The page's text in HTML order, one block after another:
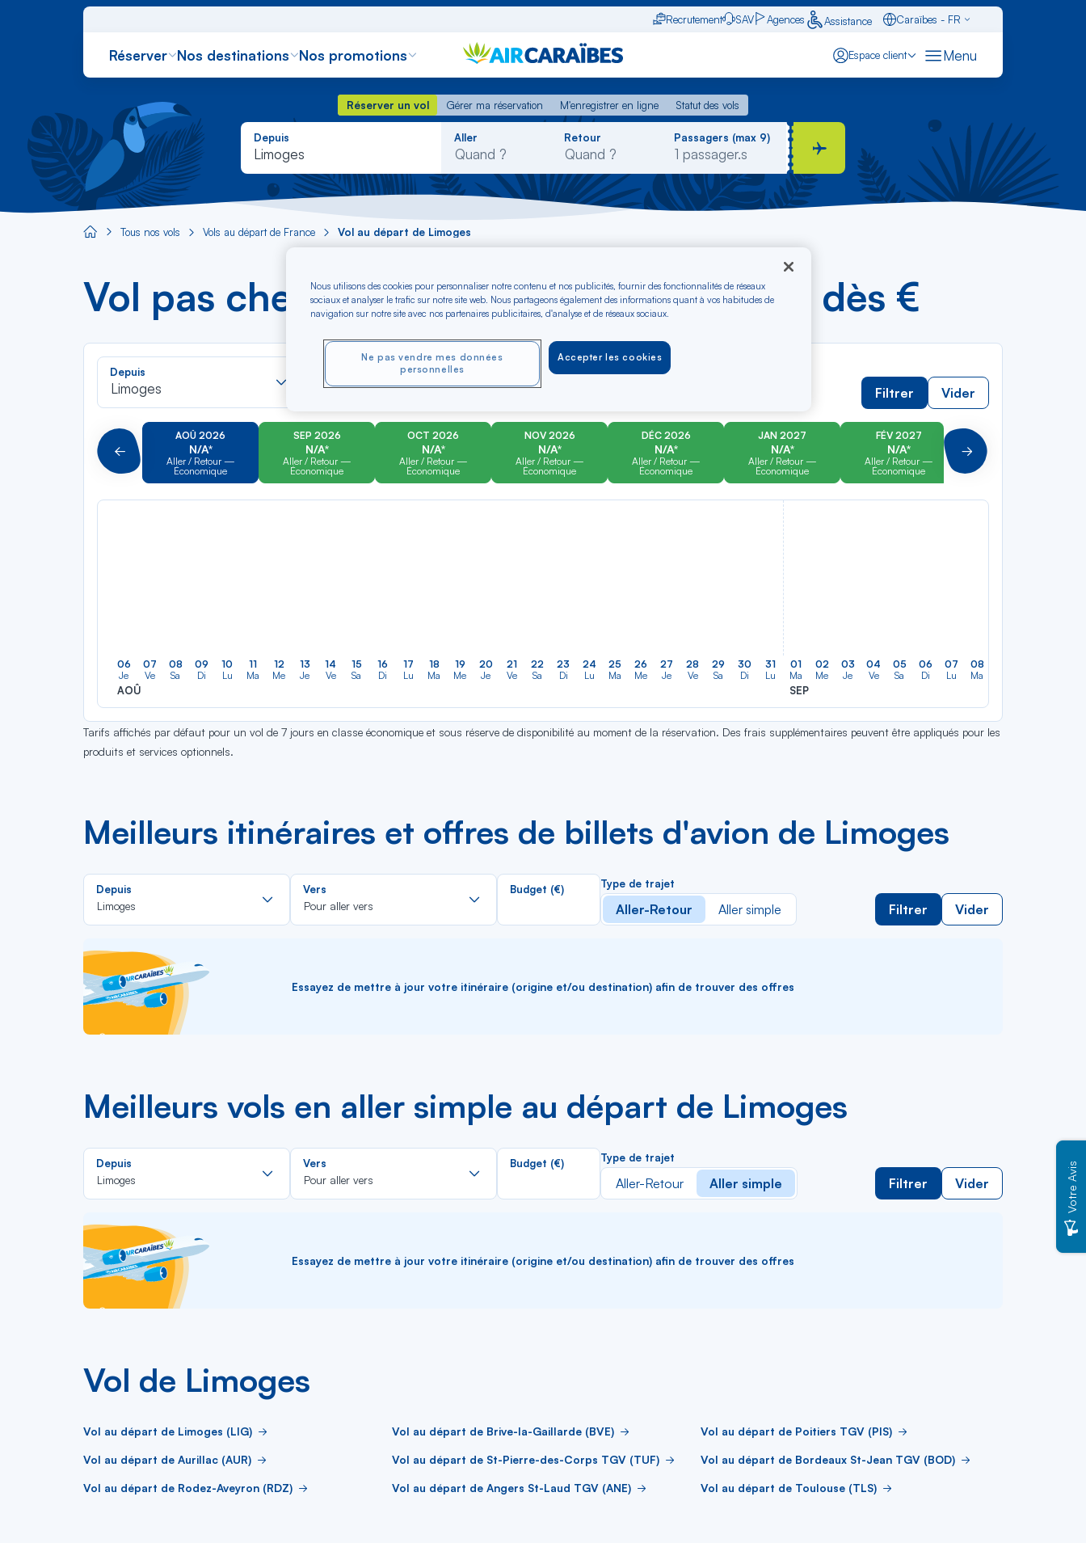
Recrutement SAV Agences Assistance
Caraïbes - FR
Réserver Nos destinations Nos promotions Espace client Menu
Réserver un vol Gérer ma réservation M'enregistrer en ligne
Statut des vols
Réserver un vol
Gérer ma réservation M'enregistrer en ligne Statut des vols
Depuis
Limoges
Rechercher
dans
liste
Aller Retour Passagers (max 9)
Aircaraibes.com
Tous nos vols Vols au départ de France Vol au départ de Limoges
Vol pas cher au départ de Limoges (LIG) dès €
Depuis
Limoges
Rechercher
dans
liste
Pour aller vers
Rechercher
dans
liste
Type de trajet
Aller-Retour Filtrer Vider
Précédent
AOÛ 2026
N/A*
Aller / Retour —
Économique
SEP 2026
N/A*
Aller / Retour —
Économique
OCT 2026
N/A*
Aller / Retour —
Économique
NOV 2026
N/A*
Aller / Retour —
Économique
DÉC 2026
N/A*
Aller / Retour —
Économique
JAN 2027
N/A*
Aller / Retour —
Économique
FÉV 2027
N/A*
Aller / Retour —
Économique
Aller / Retour —
Suivant
06
Je
AOÛ
07
Ve
08
Sa
09
Di
10
Lu
11
Ma
12
Me
13
Je
14
Ve
15
Sa
16
Di
17
Lu
18
Ma
19
Me
20
Je
21
Ve
22
Sa
23
Di
24
Lu
25
Ma
26
Me
27
Je
28
Ve
29
Sa
30
Di
31
Lu
01
Ma
SEP
02
Me
03
Je
04
Ve
05
Sa
06
Di
07
Lu
08
Ma
Tarifs affichés par défaut pour un vol de 7 jours en classe économique et sous réserve de disponibilité au moment de la réservation. Des frais supplémentaires peuvent être appliqués pour les
produits et services optionnels.
Meilleurs itinéraires et offres de billets d'avion de Limoges
Depuis
Limoges
Rechercher
dans
la
Vers
Pour aller vers
Rechercher
la
Budget (€) Type de trajet
Aller-Retour Aller simple Filtrer Vider
Essayez de mettre à jour votre itinéraire (origine et/ou destination) afin de trouver des offres
Meilleurs vols en aller simple au départ de Limoges
Depuis
Limoges
Rechercher
dans
la
Vers
Pour aller vers
Rechercher
la
Budget (€) Type de trajet
Aller-Retour Aller simple Filtrer Vider
Essayez de mettre à jour votre itinéraire (origine et/ou destination) afin de trouver des offres
Vol de Limoges
Vol au départ de Limoges (LIG) Vol au départ de Brive-la-Gaillarde (BVE) Vol au départ de Poitiers TGV (PIS)
Vol au départ de Aurillac (AUR) Vol au départ de St-Pierre-des-Corps TGV (TUF) Vol au départ de Bordeaux St-Jean TGV (BOD)
Vol au départ de Rodez-Aveyron (RDZ) Vol au départ de Angers St-Laud TGV (ANE) Vol au départ de Toulouse (TLS)
Nous utilisons des cookies pour personnaliser notre contenu et nos publicités, fournir des fonctionnalités de réseaux
sociaux et analyser le trafic sur notre site web. Nous partageons également des informations quant à vos habitudes de
navigation sur notre site avec nos partenaires publicitaires, d'analyse et de réseaux sociaux.
Accepter les cookies
Ne pas vendre mes données
personnelles
Votre Avis